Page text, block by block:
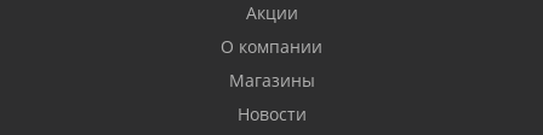
Акции
О компании
Магазины
Новости